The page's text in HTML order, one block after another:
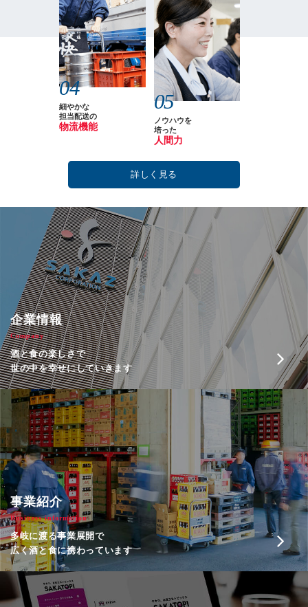
04
細やかな
担当配送の
物流機能
05
ノウハウを
培った
人間力
詳しく見る
企業情報
Company
酒と食の楽しさで
世の中を幸せにしていきます
事業紹介
Business information
多岐に渡る事業展開で
広く酒と食に携わっています